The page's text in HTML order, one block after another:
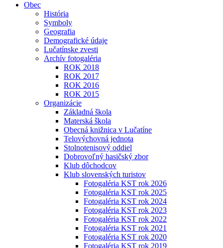
Obec
História
Symboly
Geografia
Demografické údaje
Lučatínske zvesti
Archív fotogaléria
ROK 2018
ROK 2017
ROK 2016
ROK 2015
Organizácie
Základná škola
Materská škola
Obecná knižnica v Lučatíne
Telovýchovná jednota
Stolnotenisový oddiel
Dobrovoľný hasičský zbor
Klub dôchodcov
Klub slovenských turistov
Fotogaléria KST rok 2026
Fotogaléria KST rok 2025
Fotogaléria KST rok 2024
Fotogaléria KST rok 2023
Fotogaléria KST rok 2022
Fotogaléria KST rok 2021
Fotogaléria KST rok 2020
Fotogaléria KST rok 2019